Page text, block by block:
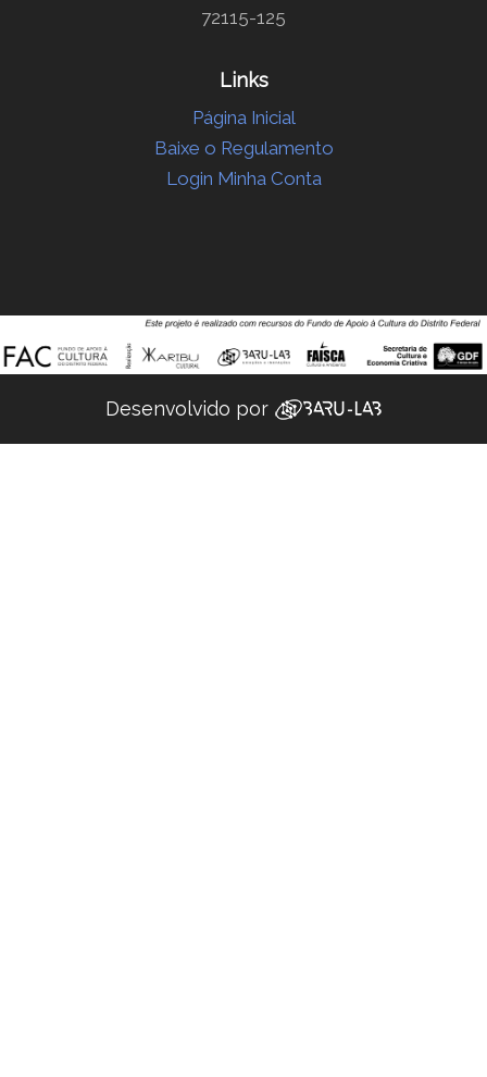
72115-125
Links
Página Inicial
Baixe o Regulamento
Login Minha Conta
Desenvolvido por ‌